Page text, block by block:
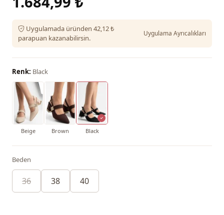
Uygulamada üründen 42,12 ₺
parapuan kazanabilirsin.
Uygulama Ayrıcalıkları
Renk: Black
Beige Brown Black
Beden
36 38 40